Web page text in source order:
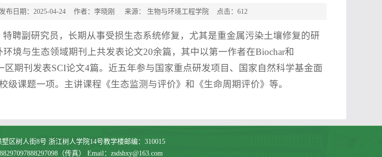
布日期：2025-04-24 作者：李晓刚 来源： 生物与环境工程学院 点击： 612
特聘副研究员，长期从事受损生态系统修复，尤其是重金属污染土壤修复的研
境与生态领域期刊上共发表论文20余篇，其中以第一作者在Biochar和
区期刊发表SCI论文4篇。近五年参与国家重点研发项目、国家自然科学基金面
级课题一项。主讲课程《生态监测与评价》和《生命周期评价》等。
区树人街8号 浙江树人学院14号教学楼邮编：310015
（传真） Email：zsdshxy@163.com